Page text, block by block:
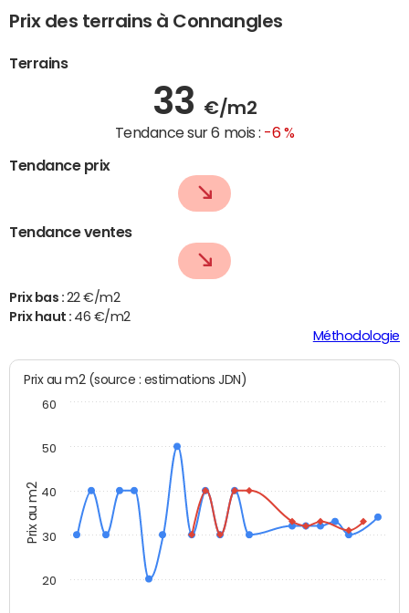
Prix des terrains à Connangles
Terrains
33 €/m2
Tendance sur 6 mois : -6 %
Tendance prix
Tendance ventes
Prix bas : 22 €/m2
Prix haut : 46 €/m2
Méthodologie
Prix au m2
Prix au m2 (source : estimations JDN)
20
30
40
50
60